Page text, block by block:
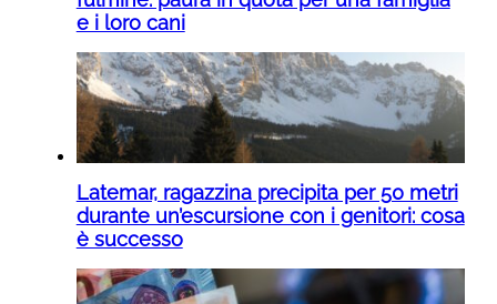
e i loro cani
Latemar, ragazzina precipita per 50 metri
durante un’escursione con i genitori: cosa
è successo